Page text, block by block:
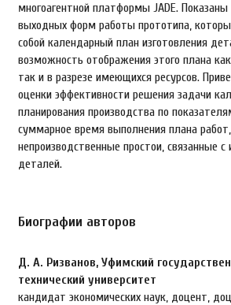
многоагентной платформы JADE.
выходных форм работы прототипа,
собой календарный план изготовления
возможность отображения этого плана
так и в разрезе имеющихся ресурсов.
оценки эффективности решения задачи
планирования производства по
суммарное время выполнения плана
непроизводственные простои, связанные с
деталей.
Биографии авторов
Д. А. Ризванов, Уфимский
технический университет
кандидат экономических наук, доцент,